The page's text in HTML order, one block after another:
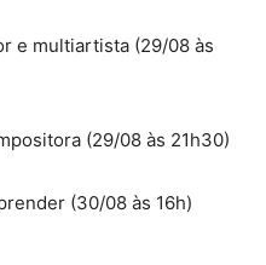
e multiartista (29/08 às
(29/08 às 21h30)
(30/08 às 16h)